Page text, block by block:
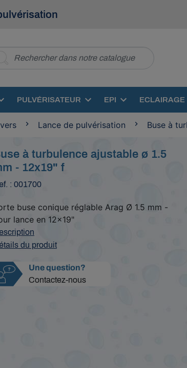
PULVÉRISATEUR EPI ECLAIRAGE
Lance de pulvérisation Buse à
à turbulence ajustable ø 1.5
- 12x19" f
: 001700
buse conique réglable Arag Ø 1.5 mm -
lance en 12x19"
du produit
Une question?
Contactez-nous